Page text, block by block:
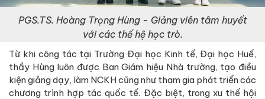
PGS.TS. Hoàng Trọng Hùng - Giảng viên tâm huyết
với các thế hệ học trò.
Từ khi công tác tại Trường Đại học Kinh tế, Đại học Huế,
thầy Hùng luôn được Ban Giám hiệu Nhà trường, tạo điều
kiện giảng dạy, làm NCKH cũng như tham gia phát triển các
chương trình hợp tác quốc tế. Đặc biệt, trong xu thế hội